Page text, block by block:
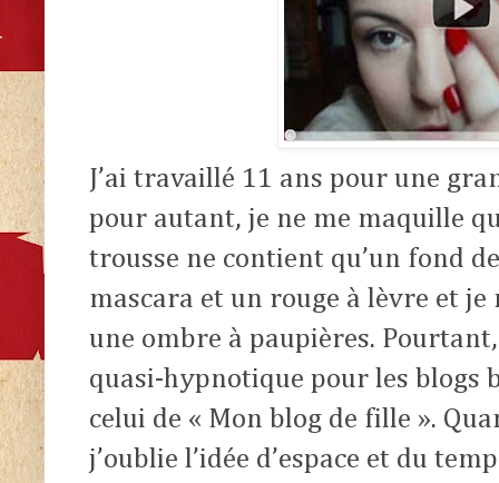
J’ai travaillé 11 ans pour une
pour autant, je ne me maquille
trousse ne contient qu’un fond
mascara et un rouge à lèvre et je
une ombre à paupières.
quasi-hypnotique pour les blogs
celui de « Mon blog de fille ».
j’oublie l’idée d’espace et du